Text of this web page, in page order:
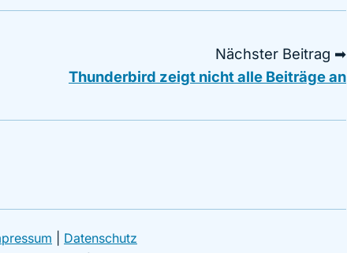
Nächster Beitrag ➡
Thunderbird zeigt nicht alle Beiträge an
Datenschutz